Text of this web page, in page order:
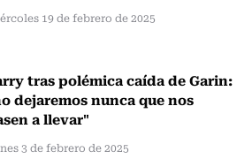
19 de febrero de 2025
tras polémica caída de Garin:
dejaremos nunca que nos
a llevar"
3 de febrero de 2025